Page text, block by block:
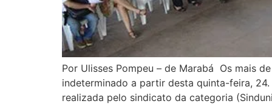
Por Ulisses Pompeu – de Marabá Os mais
indeterminado a partir desta quinta-feira,
realizada pelo sindicato da categoria